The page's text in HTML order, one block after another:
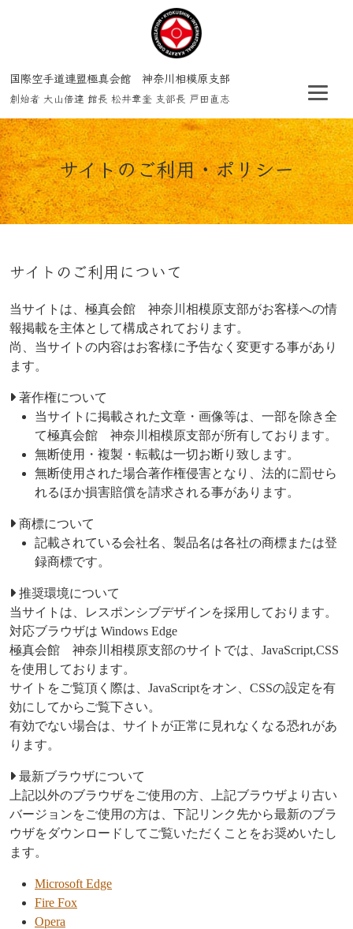
国際空手道連盟極真会館 神奈川相模原支部
創始者 大山倍達 館長 松井章奎 支部長 戸田直志
サイトのご利用・ポリシー
サイトのご利用について
当サイトは、極真会館 神奈川相模原支部がお客様への情
報掲載を主体として構成されております。
尚、当サイトの内容はお客様に予告なく変更する事があり
ます。
著作権について
当サイトに掲載された文章・画像等は、一部を除き全
て極真会館 神奈川相模原支部が所有しております。
無断使用・複製・転載は一切お断り致します。
無断使用された場合著作権侵害となり、法的に罰せら
れるほか損害賠償を請求される事があります。
商標について
記載されている会社名、製品名は各社の商標または登
録商標です。
推奨環境について
当サイトは、レスポンシブデザインを採用しております。
対応ブラウザは Windows Edge
極真会館 神奈川相模原支部のサイトでは、JavaScript,CSS
を使用しております。
サイトをご覧頂く際は、JavaScriptをオン、CSSの設定を有
効にしてからご覧下さい。
有効でない場合は、サイトが正常に見れなくなる恐れがあ
ります。
最新ブラウザについて
上記以外のブラウザをご使用の方、上記ブラウザより古い
バージョンをご使用の方は、下記リンク先から最新のブラ
ウザをダウンロードしてご覧いただくことをお奨めいたし
ます。
Microsoft Edge
Fire Fox
Opera